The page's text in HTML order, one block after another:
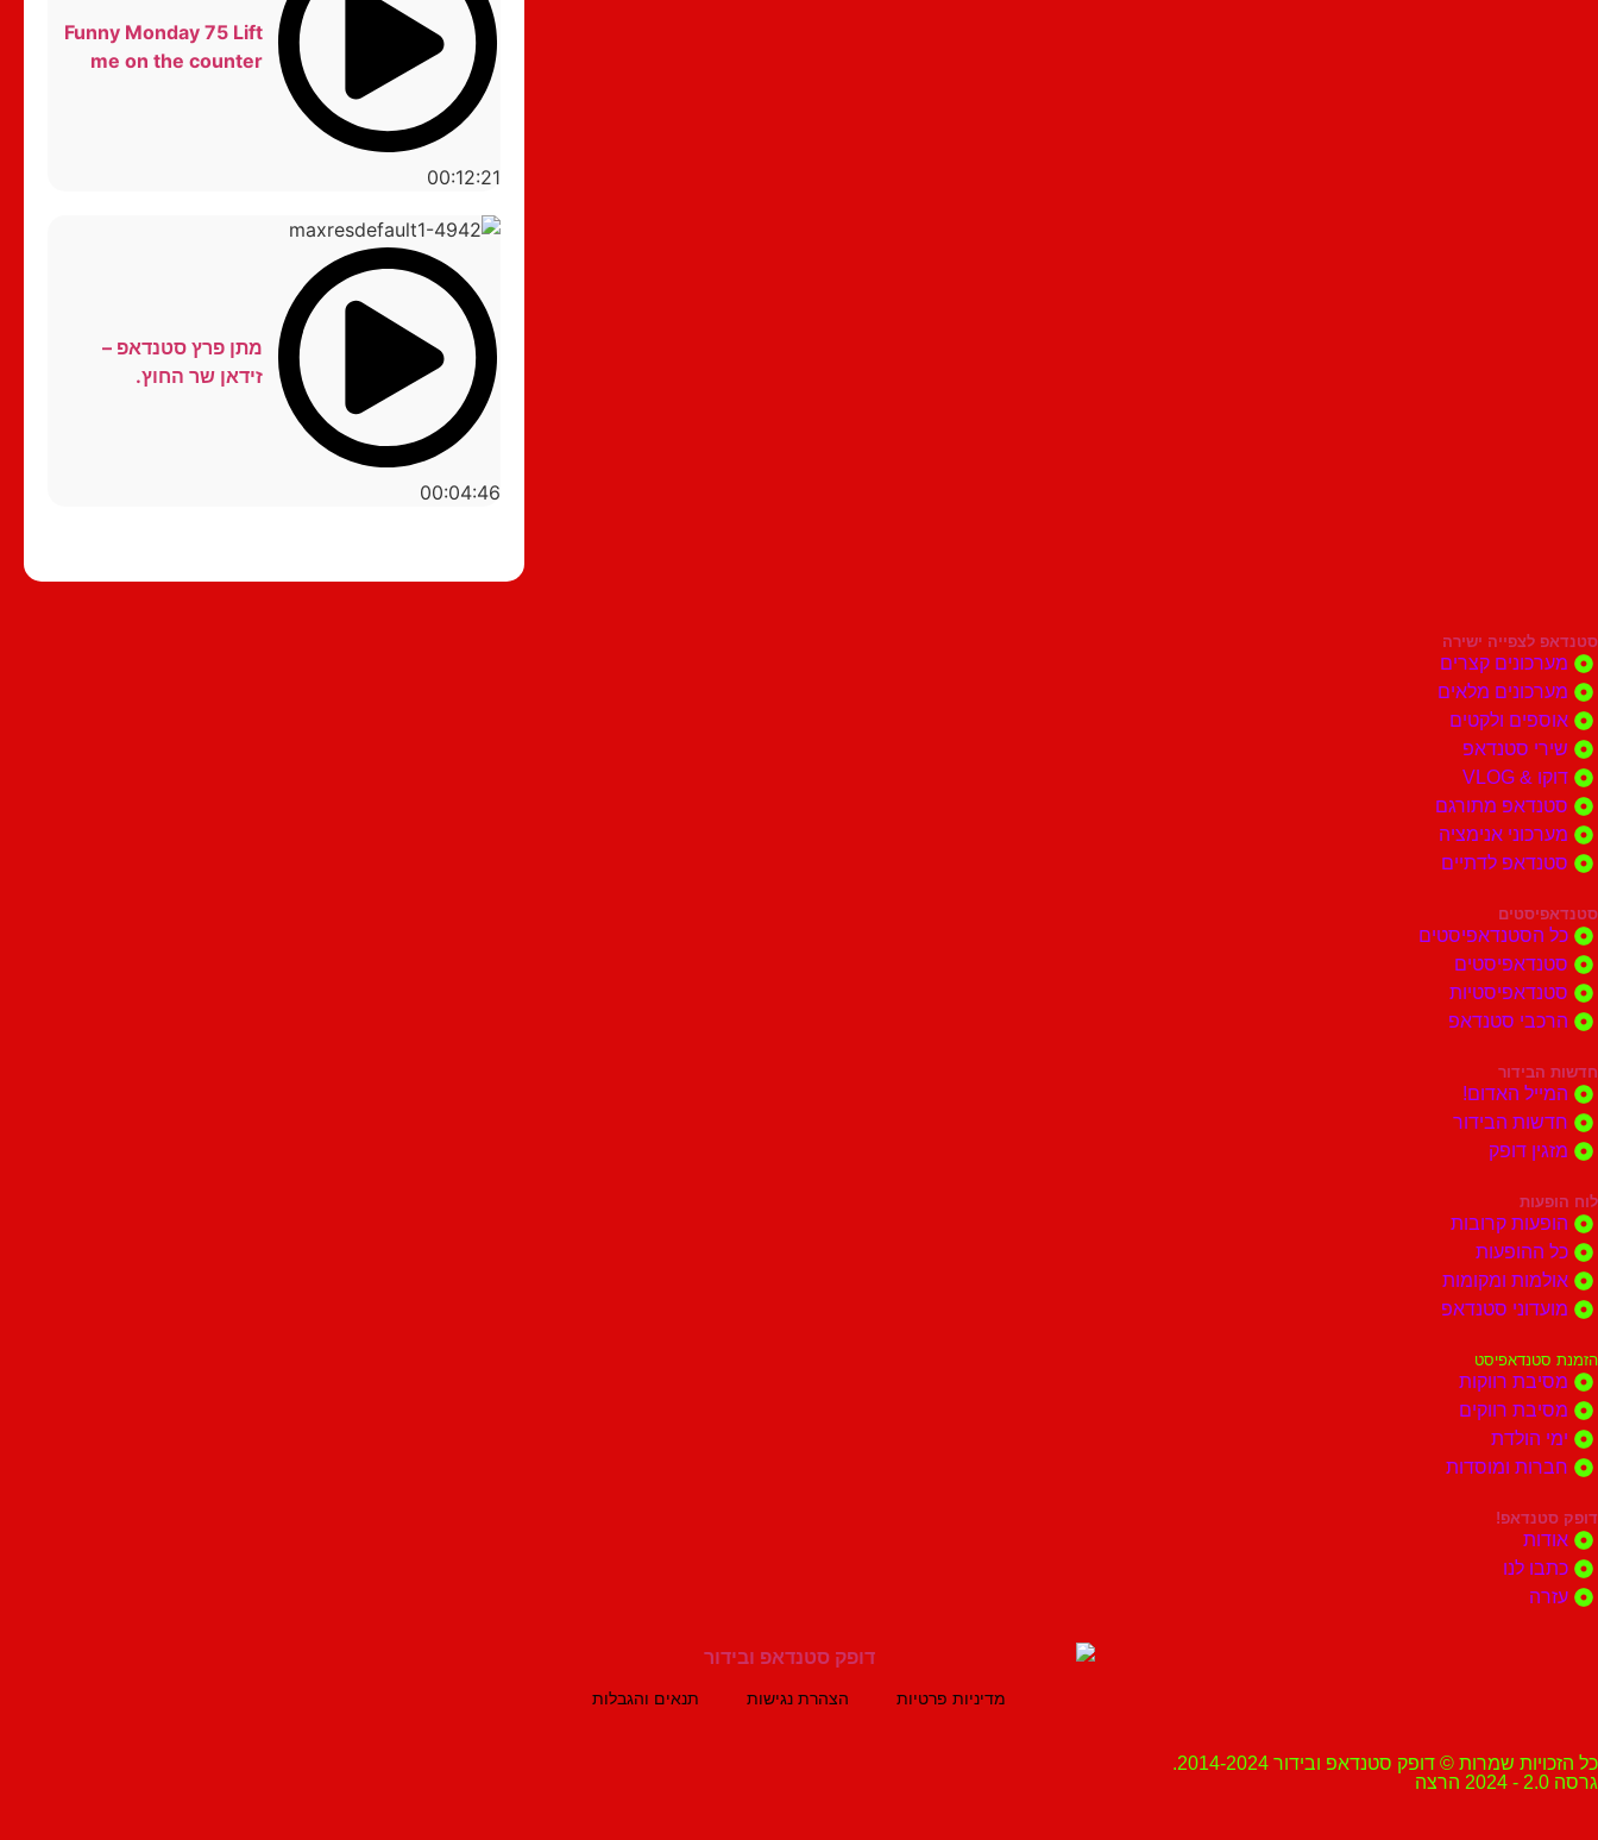
00:12:21
Funny Monday 75 Lift
me on the counter
00:04:46
מתן פרץ סטנדאפ –
זידאן שר החוץ.
סטנדאפ לצפייה ישירה
מערכונים קצרים
מערכונים מלאים
אוספים ולקטים
שירי סטנדאפ
דוקו & VLOG
סטנדאפ מתורגם
מערכוני אנימציה
סטנדאפ לדתיים
סטנדאפיסטים
כל הסטנדאפיסטים
סטנדאפיסטים
סטנדאפיסטיות
הרכבי סטנדאפ
חדשות הבידור
המייל האדום!
חדשות הבידור
מזגין דופק
לוח הופעות
הופעות קרובות
כל ההופעות
אולמות ומקומות
מועדוני סטנדאפ
הזמנת סטנדאפיסט
מסיבת רווקות
מסיבת רווקים
ימי הולדת
חברות ומוסדות
דופק סטנדאפ!
אודות
כתבו לנו
עזרה
מדיניות פרטיות הצהרת נגישות תנאים והגבלות
כל הזכויות שמרות © דופק סטנדאפ ובידור 2014-2024.
גרסה 2.0 - 2024 הרצה